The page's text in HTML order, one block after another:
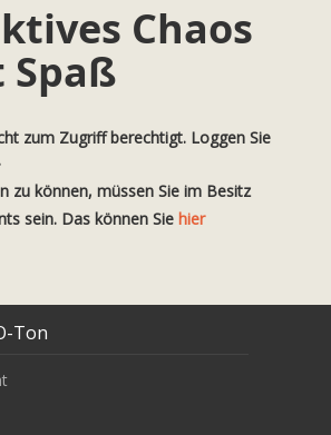
Chaos
zum Zugriff berechtigt. Loggen Sie
zu können, müssen Sie im Besitz
sein. Das können Sie hier
Ton